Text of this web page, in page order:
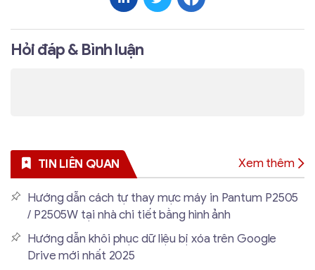
Hỏi đáp & Bình luận
TIN LIÊN QUAN Xem thêm
Hướng dẫn cách tự thay mực máy in Pantum P2505
/ P2505W tại nhà chi tiết bằng hình ảnh
Hướng dẫn khôi phục dữ liệu bị xóa trên Google
Drive mới nhất 2025